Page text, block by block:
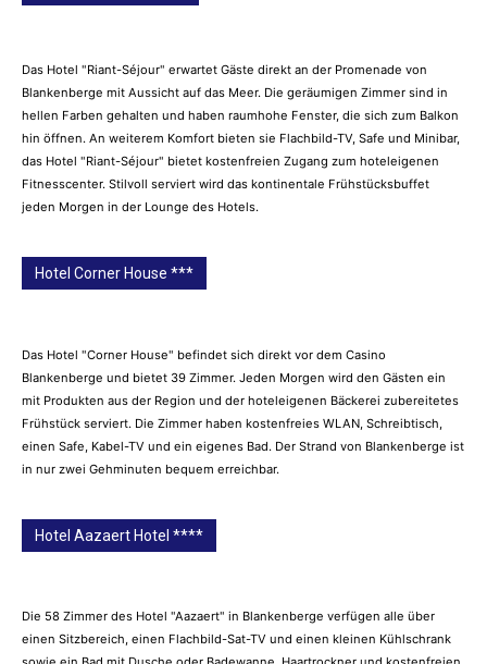
Das Hotel "Riant-Séjour" erwartet Gäste direkt an der Promenade von
Blankenberge mit Aussicht auf das Meer. Die geräumigen Zimmer sind in
hellen Farben gehalten und haben raumhohe Fenster, die sich zum Balkon
hin öffnen. An weiterem Komfort bieten sie Flachbild-TV, Safe und Minibar,
das Hotel "Riant-Séjour" bietet kostenfreien Zugang zum hoteleigenen
Fitnesscenter. Stilvoll serviert wird das kontinentale Frühstücksbuffet
jeden Morgen in der Lounge des Hotels.
Hotel Corner House ***
Das Hotel "Corner House" befindet sich direkt vor dem Casino
Blankenberge und bietet 39 Zimmer. Jeden Morgen wird den Gästen ein
mit Produkten aus der Region und der hoteleigenen Bäckerei zubereitetes
Frühstück serviert. Die Zimmer haben kostenfreies WLAN, Schreibtisch,
einen Safe, Kabel-TV und ein eigenes Bad. Der Strand von Blankenberge ist
in nur zwei Gehminuten bequem erreichbar.
Hotel Aazaert Hotel ****
Die 58 Zimmer des Hotel "Aazaert" in Blankenberge verfügen alle über
einen Sitzbereich, einen Flachbild-Sat-TV und einen kleinen Kühlschrank